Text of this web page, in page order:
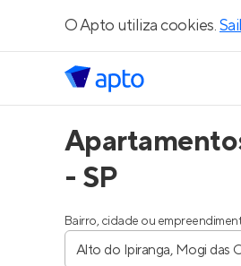
O Apto utiliza cookies.
- SP
Bairro, cidade ou